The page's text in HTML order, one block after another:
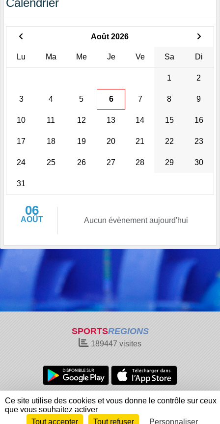
Calendrier
Août 2026
Lu Ma Me Je Ve Sa Di
1 2
3 4 5 6 7 8 9
10 11 12 13 14 15 16
17 18 19 20 21 22 23
24 25 26 27 28 29 30
31
06
AOÛT Aucun évènement aujourd'hui
SPORTSREGIONS
189447 visites
Charte cookies
Gestion des cookies
Informations légales
Signaler un contenu inapproprié
Envie de participer ?
Ce site utilise des cookies et vous donne le contrôle sur ceux
que vous souhaitez activer
Tout accepter
Tout refuser Personnaliser